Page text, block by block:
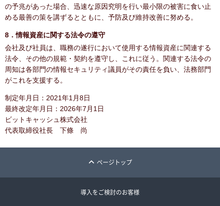
の予兆があった場合、迅速な原因究明を行い最小限の被害に食い止
める最善の策を講ずるとともに、予防及び維持改善に努める。
8．情報資産に関する法令の遵守
会社及び社員は、職務の遂行において使用する情報資産に関連する
法令、その他の規範・契約を遵守し、これに従う。関連する法令の
周知は各部門の情報セキュリティ議員がその責任を負い、法務部門
がこれを支援する。
制定年月日：2021年1月8日
最終改定年月日：2026年7月1日
ビットキャッシュ株式会社
代表取締役社長 下條 尚
ページトップ
導入をご検討のお客様